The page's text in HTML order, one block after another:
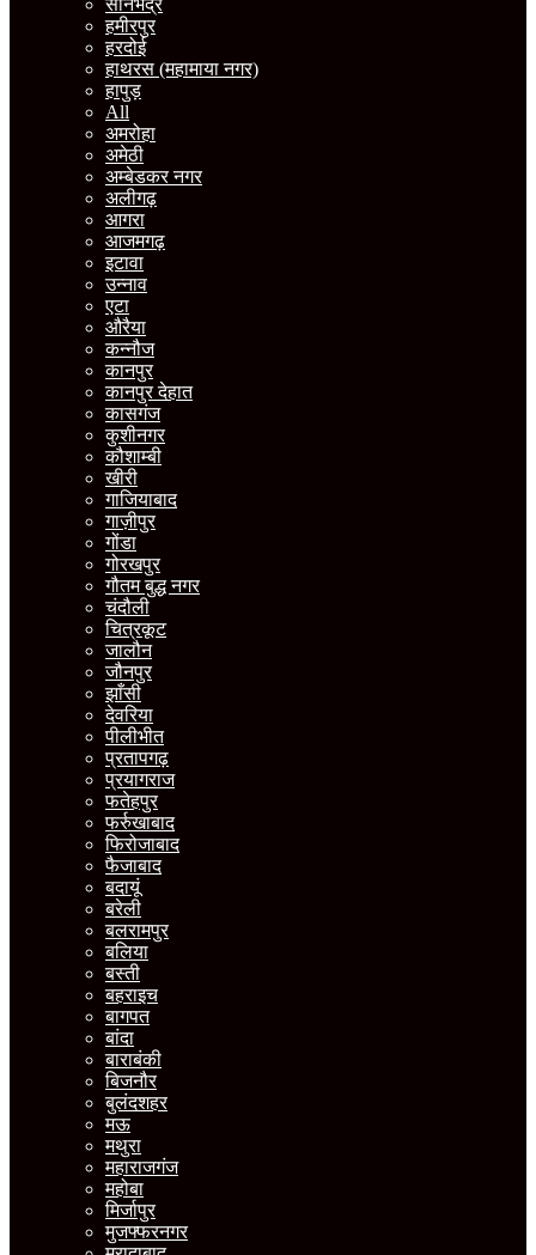
सोनभद्र
हमीरपुर
हरदोई
हाथरस (महामाया नगर)
हापुड़
All
अमरोहा
अमेठी
अम्बेडकर नगर
अलीगढ़
आगरा
आजमगढ़
इटावा
उन्नाव
एटा
औरैया
कन्नौज
कानपुर
कानपुर देहात
कासगंज
कुशीनगर
कौशाम्बी
खीरी
गाजियाबाद
गाज़ीपुर
गोंडा
गोरखपुर
गौतम बुद्ध नगर
चंदौली
चित्रकूट
जालौन
जौनपुर
झाँसी
देवरिया
पीलीभीत
प्रतापगढ़
प्रयागराज
फतेहपुर
फर्रुखाबाद
फिरोजाबाद
फैजाबाद
बदायूं
बरेली
बलरामपुर
बलिया
बस्ती
बहराइच
बागपत
बांदा
बाराबंकी
बिजनौर
बुलंदशहर
मऊ
मथुरा
महाराजगंज
महोबा
मिर्जापुर
मुजफ्फरनगर